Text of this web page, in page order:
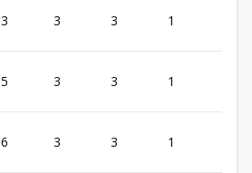
3 3 3 1
5 3 3 1
6 3 3 1